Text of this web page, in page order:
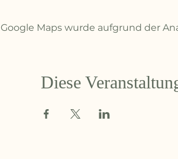
Google Maps wurde aufgrund der
Diese